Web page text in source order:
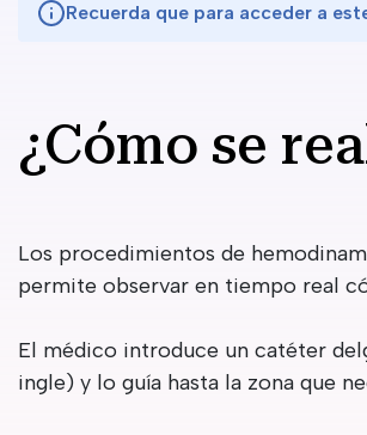
Recuerda que para acceder a
¿Cómo se
Los procedimientos de
permite observar en tiempo real
El médico introduce un catéter
ingle) y lo guía hasta la zona que